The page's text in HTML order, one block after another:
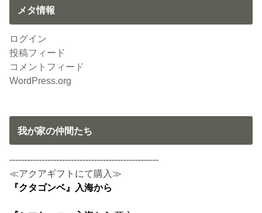
メタ情報
ログイン
投稿フィード
コメントフィード
WordPress.org
我が家の仲間たち
---------------------------------------------------
≪アクアギフトにて購入≫
『クタゴンベ』入海から